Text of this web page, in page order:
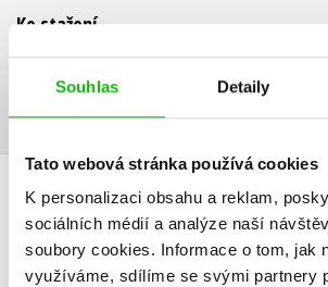
Souhlas Detaily
Tato webová stránka používá cookies
K personalizaci obsahu a reklam,
sociálních médií a analýze naší
soubory cookies. Informace o tom, jak
využíváme, sdílíme se svými partnery
Ke stažení
Ukázka.pdf
HODNOCENÍ ČTENÁŘŮ
V současné době nejsou vytvořena žádná